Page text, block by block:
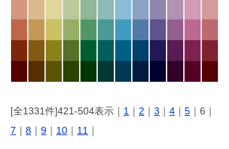
[全1331件]421-504表示｜ 1 ｜ 2 ｜ 3 ｜ 4 ｜ 5 ｜6｜
7 ｜ 8 ｜ 9 ｜ 10 ｜ 11 ｜